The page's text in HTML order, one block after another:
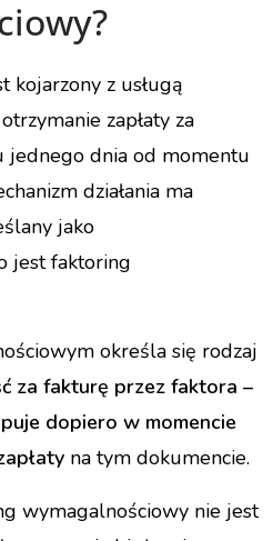
kojarzony z usługą
zapłaty za
dnia od momentu
działania ma
jako
jest faktoring
określa się rodzaj
za fakturę przez faktora –
dopiero w momencie
na tym dokumencie.
wymagalnościowy nie jest